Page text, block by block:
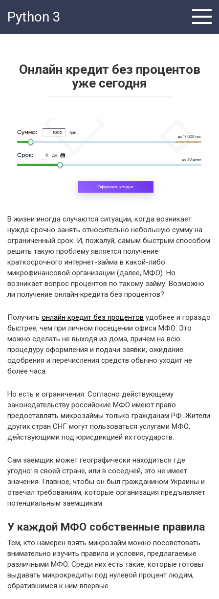
контенту
Python 3
Онлайн кредит без процентов
уже сегодня
В жизни иногда случаются ситуации, когда возникает
нужда срочно занять относительно небольшую сумму на
ограниченный срок. И, пожалуй, самым быстрым способом
решить такую проблему является получение
краткосрочного интернет-займа в какой-либо
микрофинансовой организации (далее, МФО). Но
возникает вопрос процентов по такому займу. Возможно
ли получение онлайн кредита без процентов?
Получить онлайн кредит без процентов удобнее и гораздо
быстрее, чем при личном посещении офиса МФО. Это
можно сделать не выходя из дома, причем на всю
процедуру оформления и подачи заявки, ожидание
одобрения и перечисления средств обычно уходит не
более часа.
Но есть и ограничения. Согласно действующему
законодательству российские МФО имеют право
предоставлять микрозаймы только гражданам РФ. Жители
других стран СНГ могут пользоваться услугами МФО,
действующими под юрисдикцией их государств.
Сам заемщик может географически находиться где
угодно: в своей стране, или в соседней, это не имеет
значения. Главное, чтобы он был гражданином Украины и
отвечал требованиям, которые организация предъявляет
потенциальным заемщикам.
У каждой МФО собственные правила
Тем, кто намерен взять микрозайм можно посоветовать
внимательно изучить правила и условия, предлагаемые
различными МФО. Среди них есть такие, которые готовы
выдавать микрокредиты под нулевой процент людям,
обратившимся к ним впервые.